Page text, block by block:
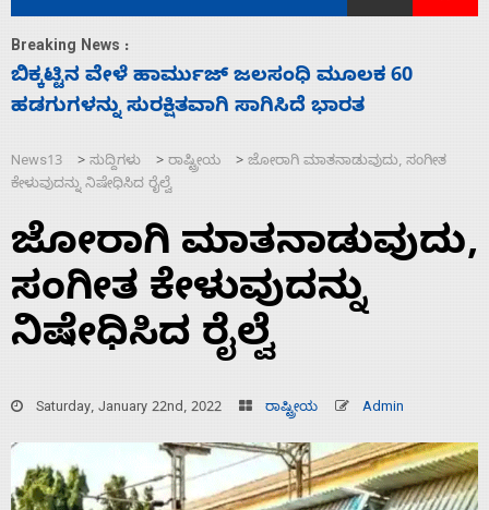
Breaking News :
ನಾಗೇಂದ್ರ ರಾಜೀನಾಮೆ ಕೊಡದಿದ್ದರೆ ಸದನ ನಡೆಸಲು
ಬಿಡೆವು: ಛಲವಾದಿ ನಾರಾಯಣಸ್ವಾಮಿ
News13 > ಸುದ್ದಿಗಳು > ರಾಷ್ಟ್ರೀಯ > ಜೋರಾಗಿ ಮಾತನಾಡುವುದು, ಸಂಗೀತ
ಕೇಳುವುದನ್ನು ನಿಷೇಧಿಸಿದ ರೈಲ್ವೆ
ಜೋರಾಗಿ ಮಾತನಾಡುವುದು,
ಸಂಗೀತ ಕೇಳುವುದನ್ನು
ನಿಷೇಧಿಸಿದ ರೈಲ್ವೆ
Saturday, January 22nd, 2022 ರಾಷ್ಟ್ರೀಯ Admin